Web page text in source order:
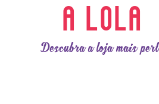
A LOLA
Descubra a loja mais